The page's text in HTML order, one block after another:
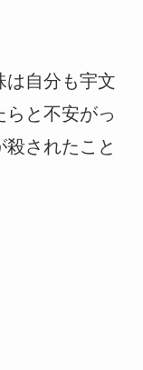
は自分も宇文
と不安がっ
されたこと